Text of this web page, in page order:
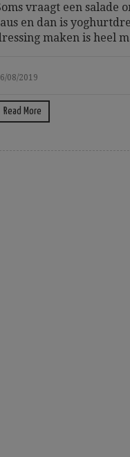
vraagt een salade
en dan is
maken is heel
08/2019
Read More